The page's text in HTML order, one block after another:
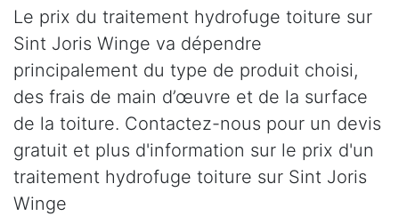
Le prix du traitement hydrofuge toiture sur
Sint Joris Winge va dépendre
principalement du type de produit choisi,
des frais de main d’œuvre et de la surface
de la toiture. Contactez-nous pour un devis
gratuit et plus d'information sur le prix d'un
traitement hydrofuge toiture sur Sint Joris
Winge